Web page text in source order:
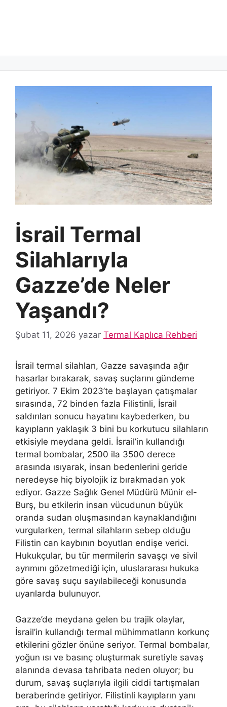
İsrail Termal
Silahlarıyla
Gazze’de Neler
Yaşandı?
Şubat 11, 2026 yazar Termal Kaplıca Rehberi
İsrail termal silahları, Gazze savaşında ağır
hasarlar bırakarak, savaş suçlarını gündeme
getiriyor. 7 Ekim 2023’te başlayan çatışmalar
sırasında, 72 binden fazla Filistinli, İsrail
saldırıları sonucu hayatını kaybederken, bu
kayıpların yaklaşık 3 bini bu korkutucu silahların
etkisiyle meydana geldi. İsrail’in kullandığı
termal bombalar, 2500 ila 3500 derece
arasında ısıyarak, insan bedenlerini geride
neredeyse hiç biyolojik iz bırakmadan yok
ediyor. Gazze Sağlık Genel Müdürü Münir el-
Burş, bu etkilerin insan vücudunun büyük
oranda sudan oluşmasından kaynaklandığını
vurgularken, termal silahların sebep olduğu
Filistin can kaybının boyutları endişe verici.
Hukukçular, bu tür mermilerin savaşçı ve sivil
ayrımını gözetmediği için, uluslararası hukuka
göre savaş suçu sayılabileceği konusunda
uyarılarda bulunuyor.
Gazze’de meydana gelen bu trajik olaylar,
İsrail’in kullandığı termal mühimmatların korkunç
etkilerini gözler önüne seriyor. Termal bombalar,
yoğun ısı ve basınç oluşturmak suretiyle savaş
alanında devasa tahribata neden oluyor; bu
durum, savaş suçlarıyla ilgili ciddi tartışmaları
beraberinde getiriyor. Filistinli kayıpların yanı